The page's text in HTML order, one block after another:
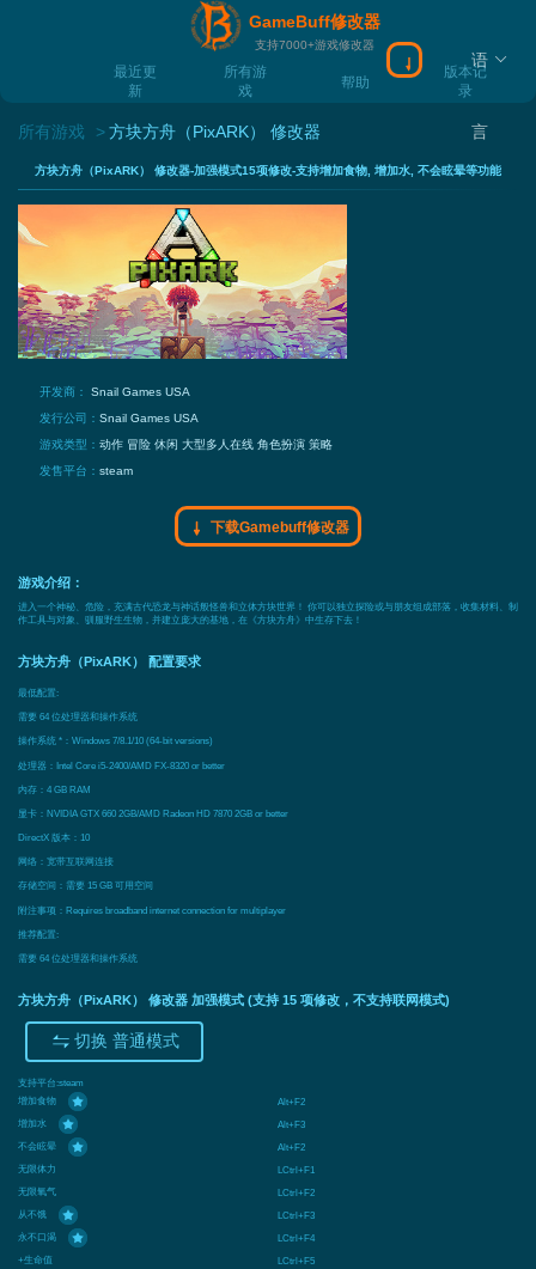
GameBuff修改器
支持7000+游戏修改器
最近更
新
所有游
戏
帮助
版本记
录
下载Gamebuff
语
言
所有游戏 方块方舟（PixARK） 修改器
方块方舟（PixARK） 修改器-加强模式15项修改-支持增加食物, 增加水, 不会眩晕等功能
开发商： Snail Games USA
发行公司： Snail Games USA
游戏类型： 动作冒险休闲 大型多人在线角色扮演策略
发售平台： steam
下载Gamebuff修改器
游戏介绍：
进入一个神秘、危险，充满古代恐龙与神话般怪兽和立体方块世界！ 你可以独立探险或与朋友组成部落，收集材料、制
作工具与对象、驯服野生生物，并建立庞大的基地，在《方块方舟》中生存下去！
方块方舟（PixARK） 配置要求
最低配置:
需要 64 位处理器和操作系统
操作系统 *：Windows 7/8.1/10 (64-bit versions)
处理器：Intel Core i5-2400/AMD FX-8320 or better
内存：4 GB RAM
显卡：NVIDIA GTX 660 2GB/AMD Radeon HD 7870 2GB or better
DirectX 版本：10
网络：宽带互联网连接
存储空间：需要 15 GB 可用空间
附注事项：Requires broadband internet connection for multiplayer
推荐配置:
需要 64 位处理器和操作系统
方块方舟（PixARK） 修改器 加强模式 (支持 15 项修改，不支持联网模式)
切换 普通模式
支持平台:steam
增加食物
Alt+F2
增加水
Alt+F3
不会眩晕
Alt+F2
无限体力
LCtrl+F1
无限氧气
LCtrl+F2
从不饿
LCtrl+F3
永不口渴
LCtrl+F4
+生命值
LCtrl+F5